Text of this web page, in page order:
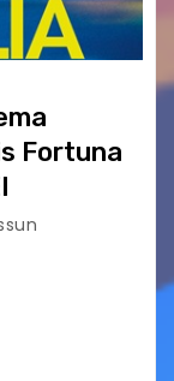
Fortuna